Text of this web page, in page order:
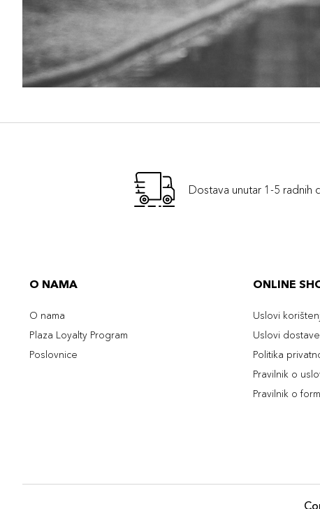
Dostava unutar 1-5 radnih
O NAMA
O nama
Plaza Loyalty Program
Poslovnice
ONLINE
Uslovi
Uslovi dostave
Politika
Pravilnik o
Pravilnik o